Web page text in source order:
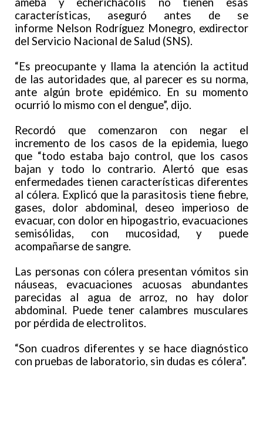
características, aseguró antes de se
informe Nelson Rodríguez Monegro, exdirector
del Servicio Nacional de Salud (SNS).
“Es preocupante y llama la atención la actitud
de las autoridades que, al parecer es su norma,
ante algún brote epidémico. En su momento
ocurrió lo mismo con el dengue”, dijo.
Recordó que comenzaron con negar el
incremento de los casos de la epidemia, luego
que “todo estaba bajo control, que los casos
bajan y todo lo contrario. Alertó que esas
enfermedades tienen características diferentes
al cólera. Explicó que la parasitosis tiene fiebre,
gases, dolor abdominal, deseo imperioso de
evacuar, con dolor en hipogastrio, evacuaciones
semisólidas, con mucosidad, y puede
acompañarse de sangre.
Las personas con cólera presentan vómitos sin
náuseas, evacuaciones acuosas abundantes
parecidas al agua de arroz, no hay dolor
abdominal. Puede tener calambres musculares
por pérdida de electrolitos.
“Son cuadros diferentes y se hace diagnóstico
con pruebas de laboratorio, sin dudas es cólera”.